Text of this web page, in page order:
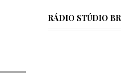
RÁDIO STÚDIO BR